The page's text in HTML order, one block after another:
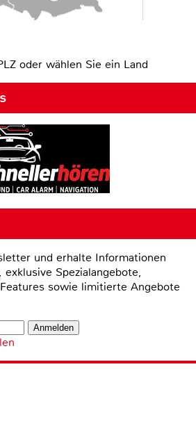
oder wählen Sie ein Land
und erhalte Informationen
Spezialangebote,
sowie limitierte Angebote